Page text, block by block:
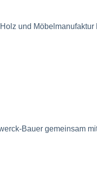
und
Bauer gemeinsam